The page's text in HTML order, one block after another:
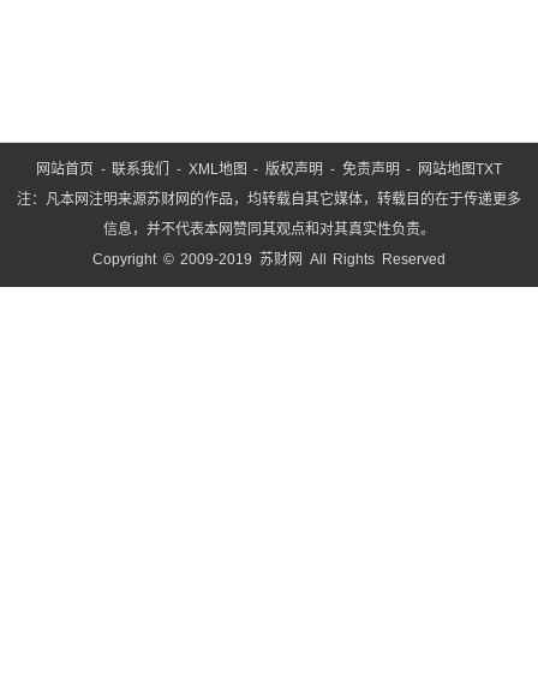
网站首页 -联系我们 - XML地图 -版权声明 - 免责声明 - 网站地图TXT
注：凡本网注明来源苏财网的作品，均转载自其它媒体，转载目的在于传递更多
信息，并不代表本网赞同其观点和对其真实性负责。
Copyright © 2009-2019 苏财网 All Rights Reserved